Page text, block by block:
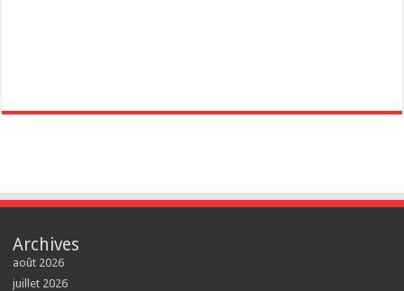
Archives
août 2026
juillet 2026